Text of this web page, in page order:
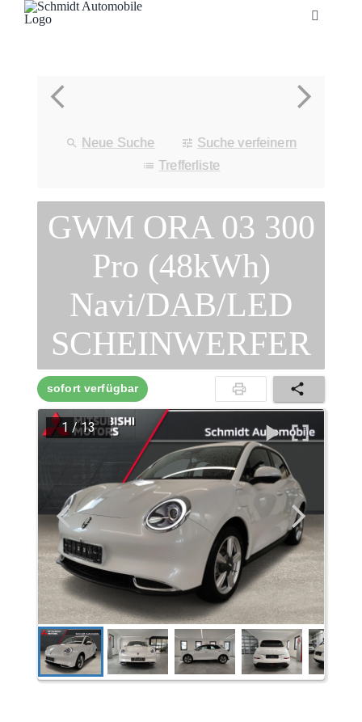
Toggle
Fahrzeuge
Neuheiten
Service
Neue Suche
Suche verfeinern
Trefferliste
GWM ORA 03 300
Pro (48kWh)
Navi/DAB/LED
SCHEINWERFER
sofort verfügbar
1 /13